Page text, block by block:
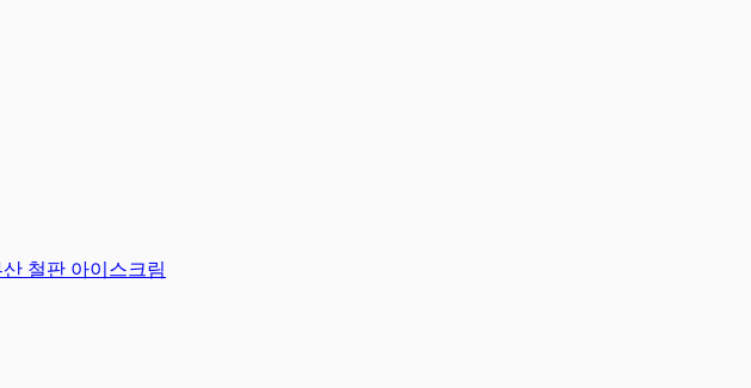
철판 아이스크림